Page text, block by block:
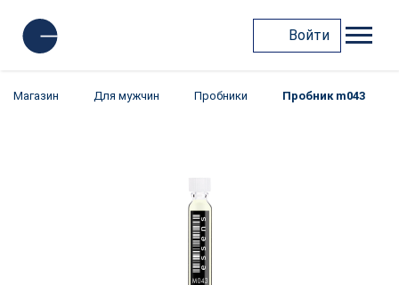
Войти
Магазин Для мужчин Пробники Пробник m043